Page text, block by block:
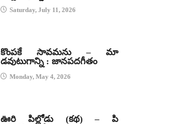
Saturday, July 11, 2026
కొంపకే సావమను – మా
డవుటుగాన్ని : జానపదగీతం
Monday, May 4, 2026
ఊరి పిల్లోడు (కథ) – పి